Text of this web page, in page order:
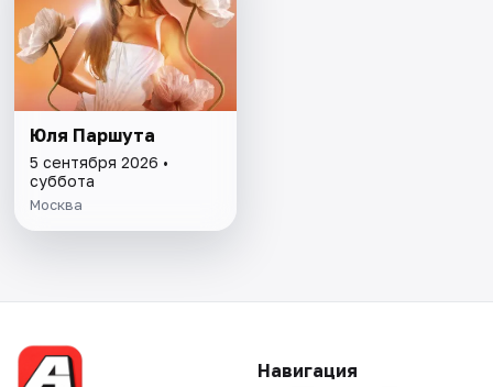
Юля Паршута
5 сентября 2026 •
суббота
Москва
Навигация